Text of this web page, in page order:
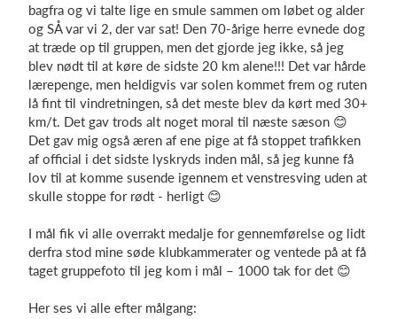
bagfra og vi talte lige en smule sammen om løbet og alder
og SÅ var vi 2, der var sat! Den 70-årige herre evnede dog
at træde op til gruppen, men det gjorde jeg ikke, så jeg
blev nødt til at køre de sidste 20 km alene!!! Det var hårde
lærepenge, men heldigvis var solen kommet frem og ruten
lå fint til vindretningen, så det meste blev da kørt med 30+
km/t. Det gav trods alt noget moral til næste sæson 😊
Det gav mig også æren af ene pige at få stoppet trafikken
af official i det sidste lyskryds inden mål, så jeg kunne få
lov til at komme susende igennem et venstresving uden at
skulle stoppe for rødt - herligt 😊
I mål fik vi alle overrakt medalje for gennemførelse og lidt
derfra stod mine søde klubkammerater og ventede på at få
taget gruppefoto til jeg kom i mål – 1000 tak for det 😊
Her ses vi alle efter målgang: